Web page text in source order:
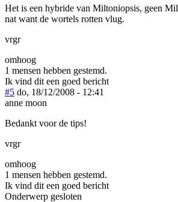
Het is een hybride van Miltoniopsis, geen
nat want de wortels rotten vlug.
vrgr
omhoog
1 mensen hebben gestemd.
Ik vind dit een goed bericht
#5 do, 18/12/2008 - 12:41
anne moon
Bedankt voor de tips!
vrgr
omhoog
1 mensen hebben gestemd.
Ik vind dit een goed bericht
Onderwerp gesloten